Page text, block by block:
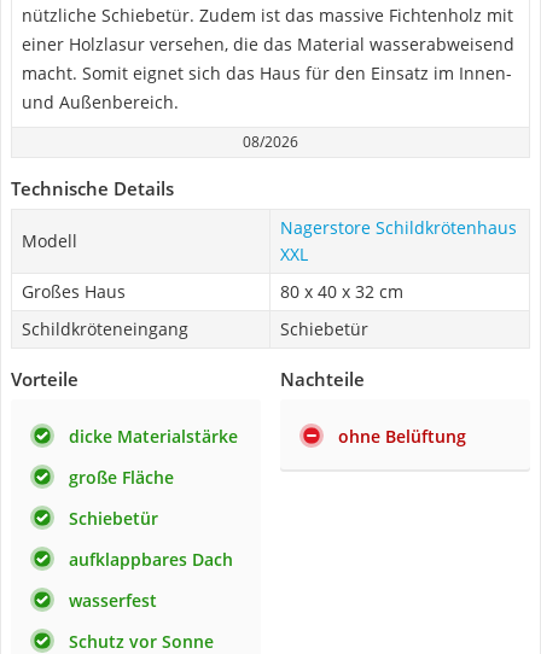
nützliche Schiebetür. Zudem ist das massive Fichtenholz mit
einer Holzlasur versehen, die das Material wasserabweisend
macht. Somit eignet sich das Haus für den Einsatz im Innen-
und Außenbereich.
08/2026
Technische Details
Modell
Nagerstore Schildkrötenhaus
XXL
Großes Haus
80 x 40 x 32 cm
Schildkröteneingang
Schiebetür
Vorteile
dicke Materialstärke
große Fläche
Schiebetür
aufklappbares Dach
wasserfest
Schutz vor Sonne
Nachteile
ohne Belüftung